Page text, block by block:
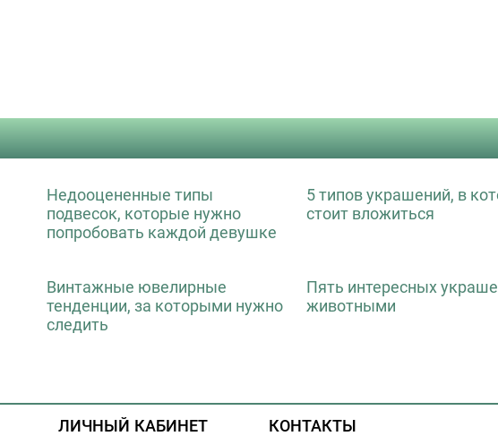
Недооцененные типы
подвесок, которые нужно
попробовать каждой девушке
5 типов украшений, в
стоит вложиться
Винтажные ювелирные
тенденции, за которыми нужно
следить
Пять интересных
животными
ЛИЧНЫЙ КАБИНЕТ КОНТАКТЫ